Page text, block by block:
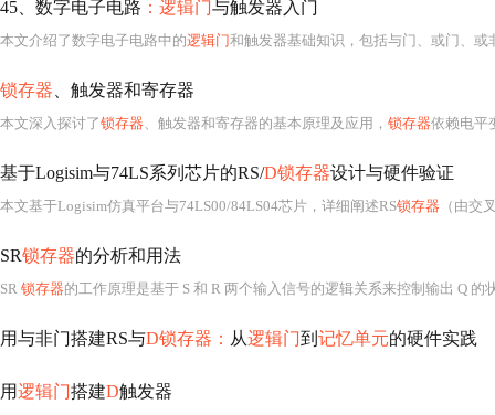
45、数字电子电路 ：逻辑门与触发器入门
本文介绍了数字电子电路中的逻辑门和触发器基础知识，包括与门、或门、或
锁存器 、触发器和寄存器
本文深入探讨了锁存器、触发器和寄存器的基本原理及应用， 锁存器依赖电平变化进行数据存
基于Logisim与74LS系列芯片的RS/D锁存器设计与硬件验证
本文基于Logisim仿真平台与74LS00/84LS04芯片，详细阐述RS锁存器 （由交
SR锁存器的分析和用法
SR 锁存器的工作原理是基于 S 和 R 两个输入信号的逻辑关系来控制输出 Q 的
用与非门搭建RS与D锁存器： 从逻辑门到 记忆单元的硬件实践
用逻辑门搭建D触发器